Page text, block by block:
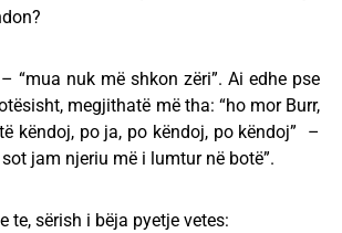
“mua nuk më shkon zëri”. Ai edhe pse
megjithatë më tha: “ho mor Burr,
këndoj, po ja, po këndoj, po këndoj” –
jam njeriu më i lumtur në botë”.
te, sërish i bëja pyetje vetes: